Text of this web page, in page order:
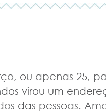
ou apenas 25,
virou um
das pessoas.